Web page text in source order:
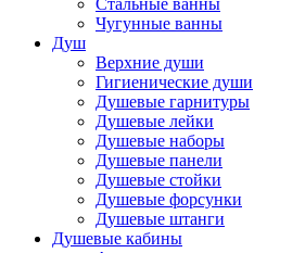
Стальные ванны
Чугунные ванны
Душ
Верхние души
Гигиенические души
Душевые гарнитуры
Душевые лейки
Душевые наборы
Душевые панели
Душевые стойки
Душевые форсунки
Душевые штанги
Душевые кабины